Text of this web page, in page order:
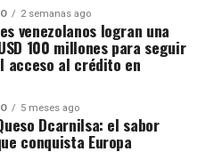
2 semanas ago
venezolanos logran una
100 millones para seguir
acceso al crédito en
5 meses ago
Dcarnilsa: el sabor
conquista Europa